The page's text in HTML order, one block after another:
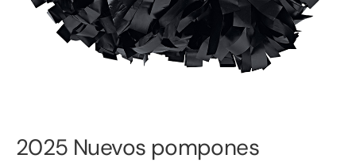
2025 Nuevos pompones